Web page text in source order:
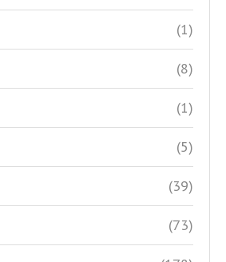
(1)
(8)
(1)
(5)
(39)
(73)